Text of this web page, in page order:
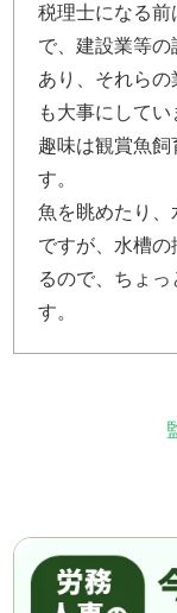
税理士になる
で、建設業等
あり、それらの
も大事にしてい
趣味は観賞魚飼
す。
魚を眺めたり
ですが、水槽
るので、ちょ
す。